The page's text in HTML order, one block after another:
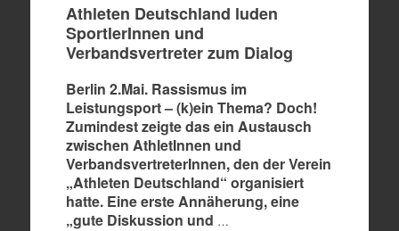
Athleten Deutschland luden
SportlerInnen und
Verbandsvertreter zum Dialog
Berlin 2.Mai. Rassismus im
Leistungsport – (k)ein Thema? Doch!
Zumindest zeigte das ein Austausch
zwischen AthletInnen und
VerbandsvertreterInnen, den der Verein
„Athleten Deutschland“ organisiert
hatte. Eine erste Annäherung, eine
„gute Diskussion und …